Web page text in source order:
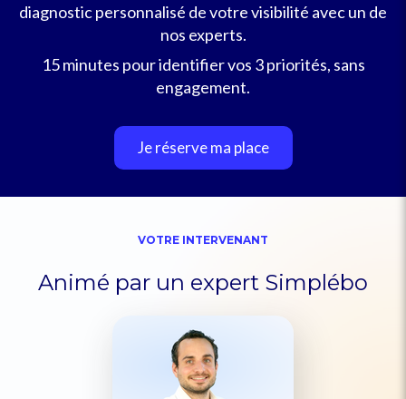
diagnostic personnalisé de votre visibilité avec un de
nos experts.
15 minutes pour identifier vos 3 priorités, sans
engagement.
Je réserve ma place
VOTRE INTERVENANT
Animé par un expert Simplébo